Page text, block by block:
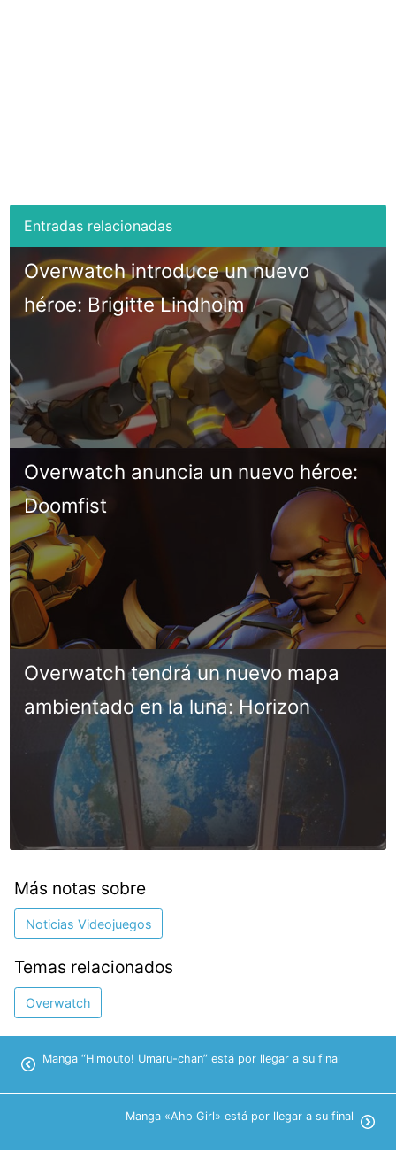
Overwatch introduce un nuevo
héroe: Brigitte Lindholm
Overwatch anuncia un nuevo héroe:
Doomfist
Overwatch tendrá un nuevo mapa
ambientado en la luna: Horizon
Más notas sobre
Noticias Videojuegos
Temas relacionados
Overwatch
Manga “Himouto! Umaru-chan” está por llegar a su final
Manga «Aho Girl» está por llegar a su final